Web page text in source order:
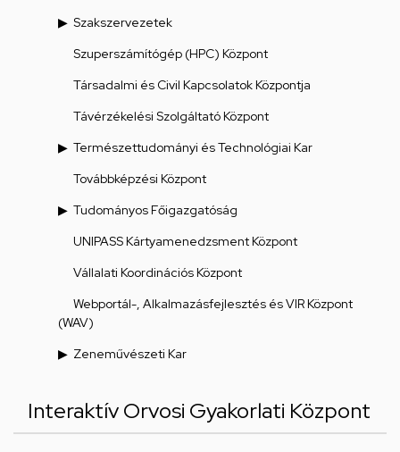
Szakszervezetek
Szuperszámítógép (HPC) Központ
Társadalmi és Civil Kapcsolatok Központja
Távérzékelési Szolgáltató Központ
Természettudományi és Technológiai Kar
Továbbképzési Központ
Tudományos Főigazgatóság
UNIPASS Kártyamenedzsment Központ
Vállalati Koordinációs Központ
Webportál-, Alkalmazásfejlesztés és VIR Központ
(WAV)
Zeneművészeti Kar
Interaktív Orvosi Gyakorlati Központ